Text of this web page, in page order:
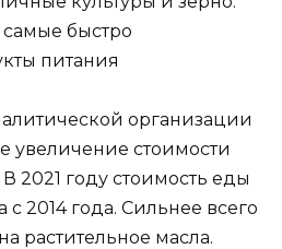
организации
увеличение стоимости
2021 году стоимость еды
2014 года. Сильнее всего
растительное масла.